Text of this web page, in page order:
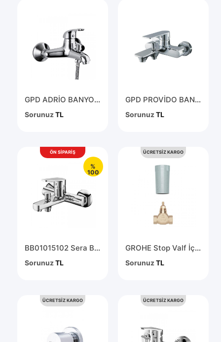
GPD ADRİO BANYO BATARYASI KROM MBB120
SorunuzTL
GPD PROVİDO BANYO BATARYASI MBB155
SorunuzTL
%
100
ÖN SİPARİŞ
BB01015102 Sera Banyo Bataryası - BİEN
SorunuzTL
ÜCRETSİZ KARGO
GROHE Stop Valf İç Gövde 29811000
SorunuzTL
ÜCRETSİZ KARGO ÜCRETSİZ KARGO